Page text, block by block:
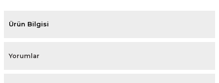
Ürün Bilgisi
Yorumlar